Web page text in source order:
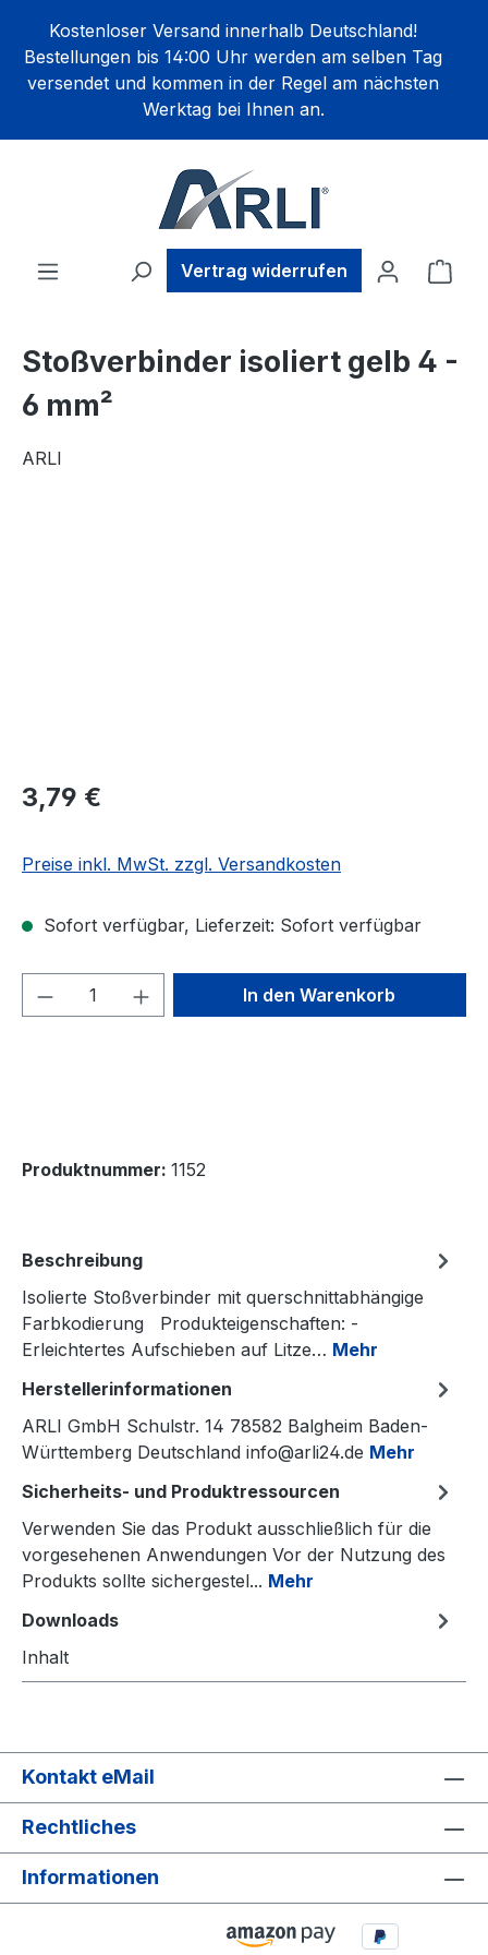
springen
Kostenloser Versand innerhalb Deutschland!
Bestellungen bis 14:00 Uhr werden am selben Tag
versendet und kommen in der Regel am nächsten
Werktag bei Ihnen an.
Vertrag widerrufen
Stoßverbinder isoliert gelb 4 -
6 mm²
ARLI
3,79 €
Preise inkl. MwSt. zzgl. Versandkosten
Sofort verfügbar, Lieferzeit: Sofort verfügbar
Produkt Anzahl: Gib denIn den Warenkorb
Produktnummer: 1152
Beschreibung
Isolierte Stoßverbinder mit querschnittabhängige
Farbkodierung Produkteigenschaften: -
Erleichtertes Aufschieben auf Litze… Mehr
Herstellerinformationen
ARLI GmbH Schulstr. 14 78582 Balgheim Baden-
Württemberg Deutschland info@arli24.de Mehr
Sicherheits- und Produktressourcen
Verwenden Sie das Produkt ausschließlich für die
vorgesehenen Anwendungen Vor der Nutzung des
Produkts sollte sichergestel... Mehr
Downloads
Inhalt
Kontakt eMail
Rechtliches
Informationen